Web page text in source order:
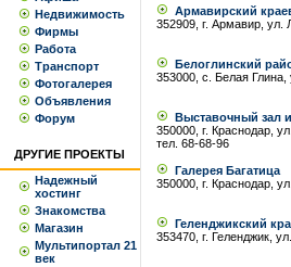
Недвижимость
Фирмы
Работа
Транспорт
Фотогалерея
Объявления
Форум
ДРУГИЕ ПРОЕКТЫ
Надежный
хостинг
Знакомства
Магазин
Мультипортал 21
век
Армавирский
352909, г. Армавир, ул.
Белоглинский
353000, с. Белая Глина,
Выставочный зал
350000, г. Краснодар,
тел. 68-68-96
Галерея Багатица
350000, г. Краснодар,
Геленджикский
353470, г. Геленджик,